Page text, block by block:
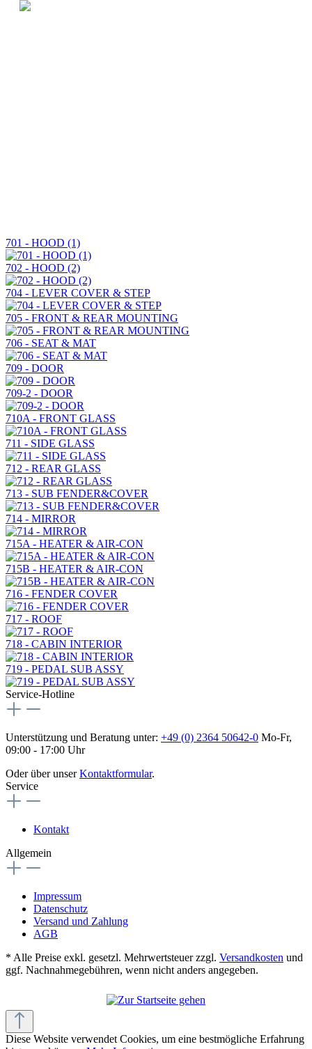
701 - HOOD (1)
702 - HOOD (2)
704 - LEVER COVER & STEP
705 - FRONT & REAR MOUNTING
706 - SEAT & MAT
709 - DOOR
709-2 - DOOR
710A - FRONT GLASS
711 - SIDE GLASS
712 - REAR GLASS
713 - SUB FENDER&COVER
714 - MIRROR
715A - HEATER & AIR-CON
715B - HEATER & AIR-CON
716 - FENDER COVER
717 - ROOF
718 - CABIN INTERIOR
719 - PEDAL SUB ASSY
Service-Hotline
Unterstützung und Beratung unter: +49 (0) 2364 50642-0 Mo-Fr,
09:00 - 17:00 Uhr
Oder über unserKontaktformular.
Service
Kontakt
Allgemein
Impressum
Datenschutz
Versand und Zahlung
AGB
* Alle Preise exkl. gesetzl. Mehrwertsteuer zzgl. Versandkosten und
ggf. Nachnahmegebühren, wenn nicht anders angegeben.
Diese Website verwendet Cookies, um eine bestmögliche Erfahrung